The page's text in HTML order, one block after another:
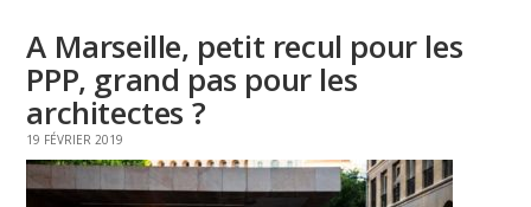
A Marseille, petit recul pour les
PPP, grand pas pour les
architectes ?
19 FÉVRIER 2019